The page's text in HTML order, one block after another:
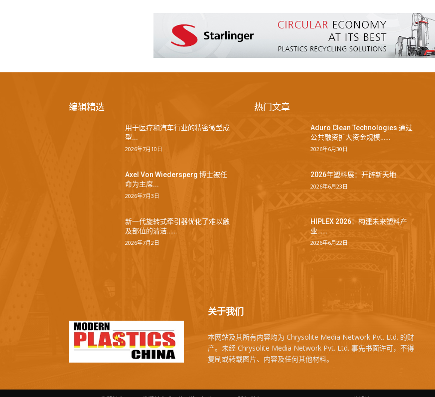
编辑精选
用于医疗和汽车行业的精密微型成
型...
2026年7月10日
Axel Von Wiedersperg 博士被任
命为主席...
2026年7月3日
新一代旋转式牵引器优化了难以触
及部位的清洁……
2026年7月2日
热门文章
Aduro Clean Technologies 通过
公共融资扩大资金规模……
2026年6月30日
2026年塑料展：开辟新天地
2026年6月23日
HIPLEX 2026：构建未来塑料产
业……
2026年6月22日
关于我们
本网站及其所有内容均为 Chrysolite Media Network Pvt. Ltd. 的财
产。未经 Chrysolite Media Network Pvt. Ltd. 事先书面许可，不得
复制或转载图片、内容及任何其他材料。